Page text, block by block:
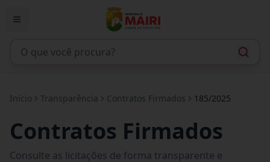
Início Transparência Contratos Firmados 185/2025
Contratos Firmados
Consulte as licitações de forma transparente e